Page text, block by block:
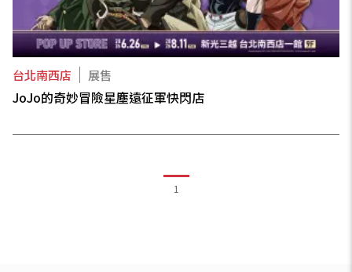
台北南西店 展售
JoJo的奇妙冒險星塵遠征軍快閃店
1